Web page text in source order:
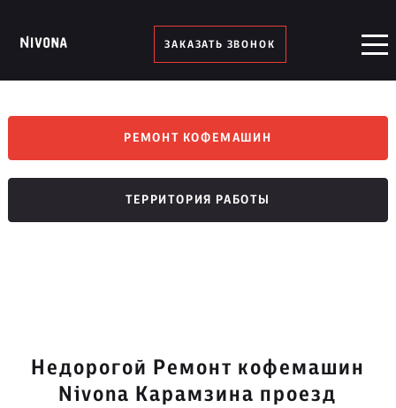
ЗАКАЗАТЬ ЗВОНОК
РЕМОНТ КОФЕМАШИН
ТЕРРИТОРИЯ РАБОТЫ
Недорогой Ремонт кофемашин
Nivona Карамзина проезд